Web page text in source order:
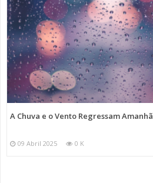
A Chuva e o Vento Regressam Amanhã
09 Abril 2025 0 K